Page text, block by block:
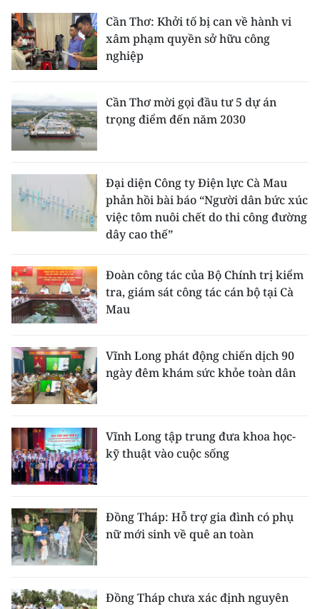
Cần Thơ: Khởi tố bị can về hành vi
xâm phạm quyền sở hữu công
nghiệp
Cần Thơ mời gọi đầu tư 5 dự án
trọng điểm đến năm 2030
Đại diện Công ty Điện lực Cà Mau
phản hồi bài báo “Người dân bức xúc
việc tôm nuôi chết do thi công đường
dây cao thế”
Đoàn công tác của Bộ Chính trị kiểm
tra, giám sát công tác cán bộ tại Cà
Mau
Vĩnh Long phát động chiến dịch 90
ngày đêm khám sức khỏe toàn dân
Vĩnh Long tập trung đưa khoa học-
kỹ thuật vào cuộc sống
Đồng Tháp: Hỗ trợ gia đình có phụ
nữ mới sinh về quê an toàn
Đồng Tháp chưa xác định nguyên